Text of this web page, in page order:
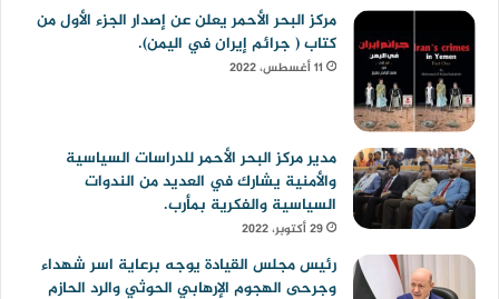
مركز البحر الأحمر يعلن عن إصدار الجزء الأول من
كتاب ( جرائم إيران في اليمن).
11 أغسطس، 2022
مدير مركز البحر الأحمر للدراسات السياسية
والأمنية يشارك في العديد من الندوات
السياسية والفكرية بمأرب.
29 أكتوبر، 2022
رئيس مجلس القيادة يوجه برعاية اسر شهداء
وجرحى الهجوم الإرهابي الحوثي والرد الحازم